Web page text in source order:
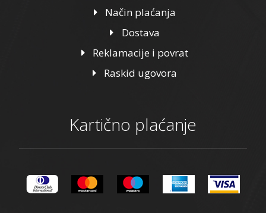
Način plaćanja
Dostava
Reklamacije i povrat
Raskid ugovora
Kartično plaćanje